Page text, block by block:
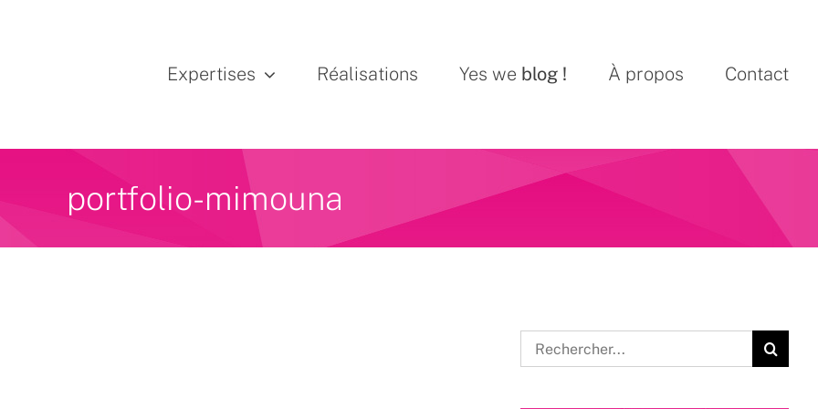
Expertises Réalisations Yes we blog ! À propos Contact
portfolio-mimouna
Rechercher: